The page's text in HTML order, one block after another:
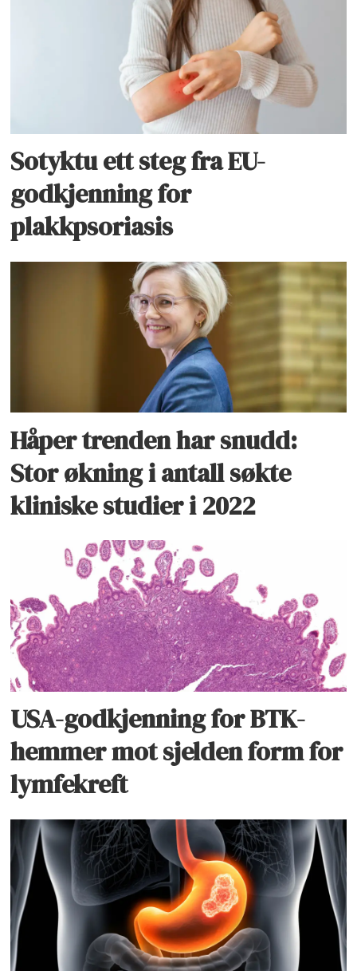
Sotyktu ett steg fra EU-
godkjenning for
plakkpsoriasis
Håper trenden har snudd:
Stor økning i antall søkte
kliniske studier i 2022
USA-godkjenning for BTK-
hemmer mot sjelden form for
lymfekreft